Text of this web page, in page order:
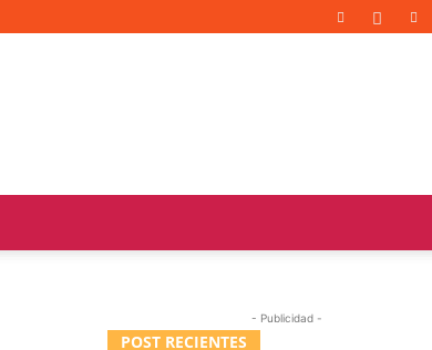
- Publicidad -
POST RECIENTES